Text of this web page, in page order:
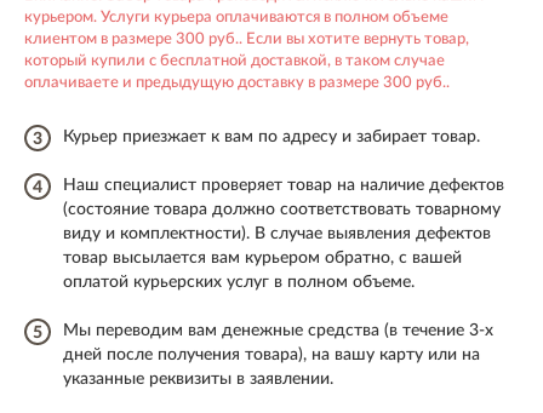
курьером. Услуги курьера оплачиваются в полном объеме
клиентом в размере 300 руб.. Если вы хотите вернуть товар,
который купили с бесплатной доставкой, в таком случае
оплачиваете и предыдущую доставку в размере 300 руб..
3 Курьер приезжает к вам по адресу и забирает товар.
4
Наш специалист проверяет товар на наличие дефектов
(состояние товара должно соответствовать товарному
виду и комплектности). В случае выявления дефектов
товар высылается вам курьером обратно, с вашей
оплатой курьерских услуг в полном объеме.
5
Мы переводим вам денежные средства (в течение 3-х
дней после получения товара), на вашу карту или на
указанные реквизиты в заявлении.